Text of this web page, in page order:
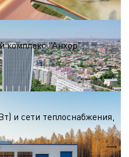
комплекс "Анхор",
и сети теплоснабжения,